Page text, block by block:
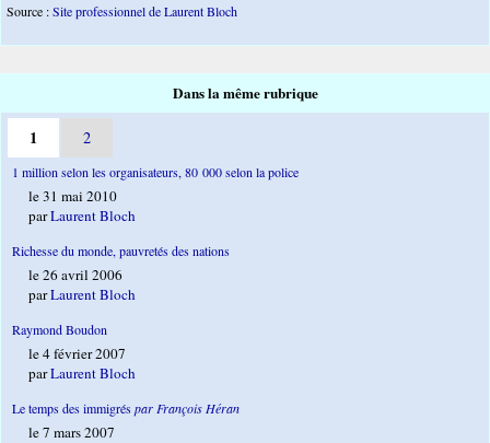
Source :Site professionnel de Laurent Bloch
Dans la même rubrique
1 2
1 million selon les organisateurs, 80 000 selon la police
le 31 mai 2010
parLaurent Bloch
Richesse du monde, pauvretés des nations
le 26 avril 2006
parLaurent Bloch
Raymond Boudon
le 4 février 2007
parLaurent Bloch
Le temps des immigréspar François Héran
le 7 mars 2007